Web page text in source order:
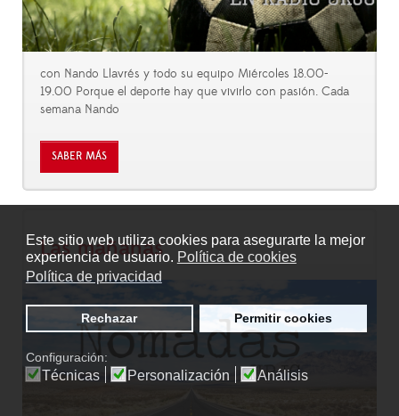
Este sitio web utiliza cookies para asegurarte la mejor
experiencia de usuario. Política de cookies
Política de privacidad
Rechazar Permitir cookies
Configuración:
Técnicas Personalización Análisis
con Nando Llavrés y todo su equipo Miércoles 18.00-
19.00 Porque el deporte hay que vivirlo con pasión. Cada
semana Nando
SABER MÁS
Las mañanas